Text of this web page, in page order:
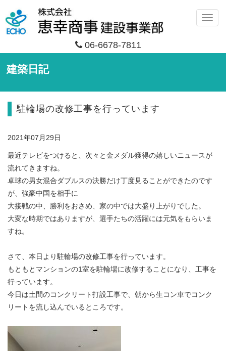
06-6678-7811
メ
建築日記
駐輪場の改修工事を行っています
2021年07月29日
最近テレビをつけると、次々と金メダル獲得の嬉しいニュースが
流れてきますね。
卓球の男女混合ダブルスの決勝だけ丁度見ることができたのです
が、強豪中国を相手に
大接戦の中、勝利をおさめ、家の中では大盛り上がりでした。
大変な時期ではありますが、選手たちの活躍には元気をもらいま
すね。
さて、本日より駐輪場の改修工事を行っています。
もともとマンションの1室を駐輪場に改修することになり、工事を
行っています。
今日は土間のコンクリート打設工事で、朝から生コン車でコンク
リートを流し込んでいるところです。